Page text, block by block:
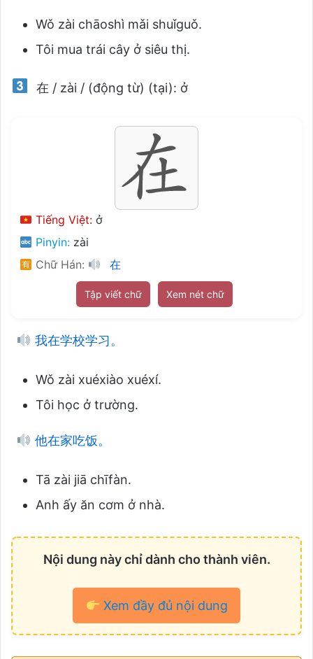
Wǒ zài chāoshì mǎi shuǐguǒ.
Tôi mua trái cây ở siêu thị.
在 / zài / (động từ) (tại): ở
Tiếng Việt: ở
Pinyin: zài
Chữ Hán:
在
Tập viết chữ Xem nét chữ
我在学校学习。
Wǒ zài xuéxiào xuéxí.
Tôi học ở trường.
他在家吃饭。
Tā zài jiā chīfàn.
Anh ấy ăn cơm ở nhà.
Nội dung này chỉ dành cho thành viên.
Xem đầy đủ nội dung